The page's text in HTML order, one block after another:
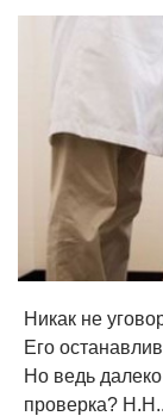
Никак не
Его
Но ведь
проверка?